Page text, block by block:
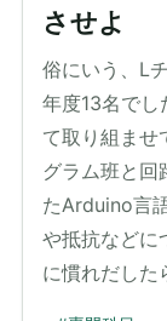
させよ
俗にいう、L
年度13名で
て取り組ませ
グラム班と
たArduino言
や抵抗などに
に慣れだした